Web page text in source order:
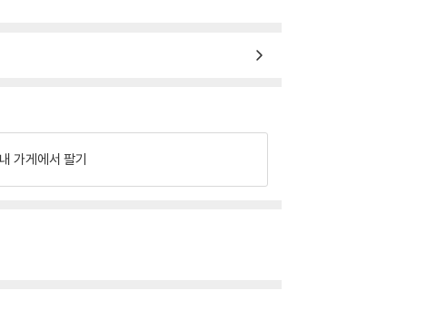
내 가게에서 팔기